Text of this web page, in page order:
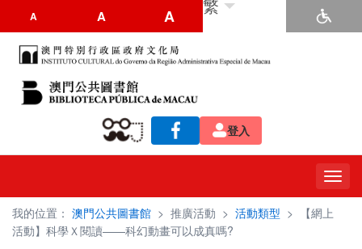
A A A 繁
登入
我的位置： 澳門公共圖書館 > 推廣活動 > 活動類型 >
【網上
活動】科學Ｘ閱讀——科幻動畫可以成真嗎?